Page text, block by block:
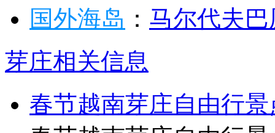
国外海岛 ： 马尔代夫
芽庄相关信息
春节越南芽庄自由行